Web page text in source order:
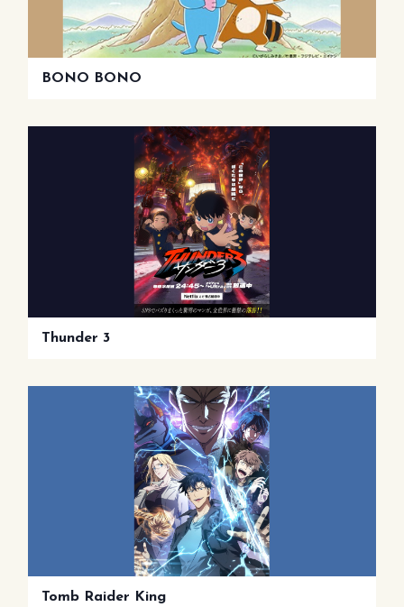
BONO BONO
Thunder 3
Tomb Raider King